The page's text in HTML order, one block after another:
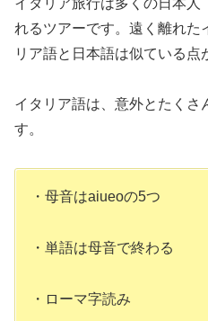
れるツアーです。遠く離れた
リア語と日本語は似ている点
イタリア語は、意外とたくさ
す。
・母音はaiueoの5つ
・単語は母音で終わる
・ローマ字読み